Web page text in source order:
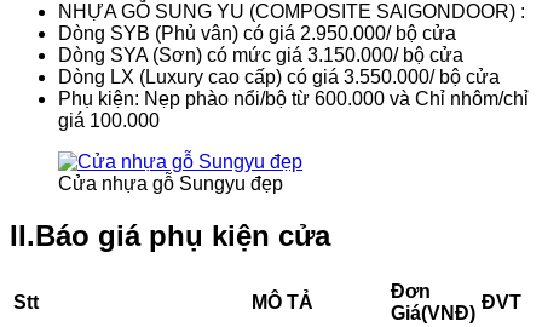
NHỰA GỖ SUNG YU (COMPOSITE SAIGONDOOR) :
Dòng SYB (Phủ vân) có giá 2.950.000/ bộ cửa
Dòng SYA (Sơn) có mức giá 3.150.000/ bộ cửa
Dòng LX (Luxury cao cấp) có giá 3.550.000/ bộ cửa
Phụ kiện: Nẹp phào nổi/bộ từ 600.000 và Chỉ nhôm/chỉ
giá 100.000
Cửa nhựa gỗ Sungyu đẹp
II.Báo giá phụ kiện cửa
Stt MÔ TẢ
Đơn
Giá(VNĐ)
ĐVT